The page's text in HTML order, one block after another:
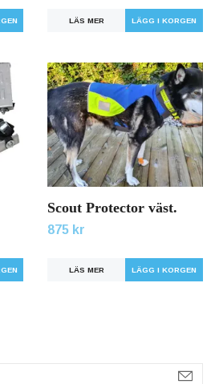
LÄS MER LÄGG I KORGEN
Scout Protector väst.
875 kr
LÄS MER LÄGG I KORGEN